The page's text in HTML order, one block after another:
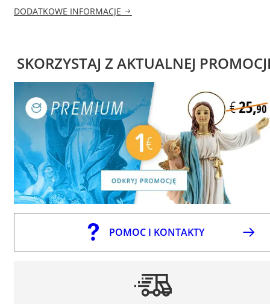
DODATKOWE INFORMACJE
SKORZYSTAJ Z AKTUALNEJ
POMOC I KONTAKTY